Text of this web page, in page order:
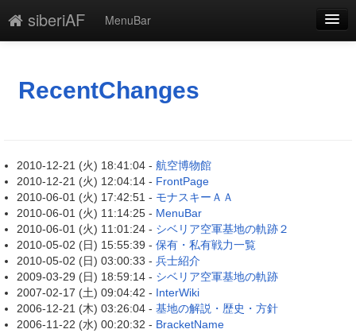
siberiAF
MenuBar
最終更新
RecentChanges
2010-12-21 (火) 18:41:04 - 航空博物館
2010-12-21 (火) 12:04:14 - FrontPage
2010-06-01 (火) 17:42:51 - モナスキーＡＡ
2010-06-01 (火) 11:14:25 - MenuBar
2010-06-01 (火) 11:01:24 - シベリア空軍基地の軌跡２
2010-05-02 (日) 15:55:39 - 保有・私有戦力一覧
2010-05-02 (日) 03:00:33 - 兵士紹介
2009-03-29 (日) 18:59:14 - シベリア空軍基地の軌跡
2007-02-17 (土) 09:04:42 - InterWiki
2006-12-21 (木) 03:26:04 - 基地の解説・歴史・方針
2006-11-22 (水) 00:20:32 - BracketName